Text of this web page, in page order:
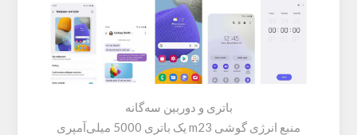
باتری و دوربین سه‌گانه
منبع انرژی گوشی m23 یک باتری 5000 میلی‌آمپری